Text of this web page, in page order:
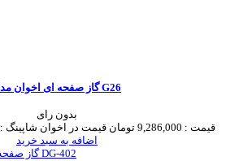
گاز صفحه ای اخوان مدل G26
بدون رای
قیمت : 9,286,000 تومان قیمت در اخوان شاپینگ :
اضافه به سبد خرید